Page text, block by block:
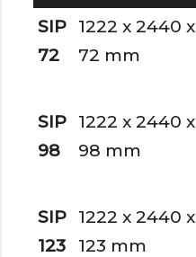
SIP
72
1222 x 2440 x
72 mm
SIP
98
1222 x 2440 x
98 mm
SIP
123
1222 x 2440 x
123 mm